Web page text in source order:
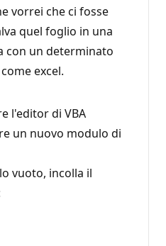
vorrei che ci fosse
quel foglio in una
con un determinato
excel.
l'editor di VBA
un nuovo modulo di
vuoto, incolla il